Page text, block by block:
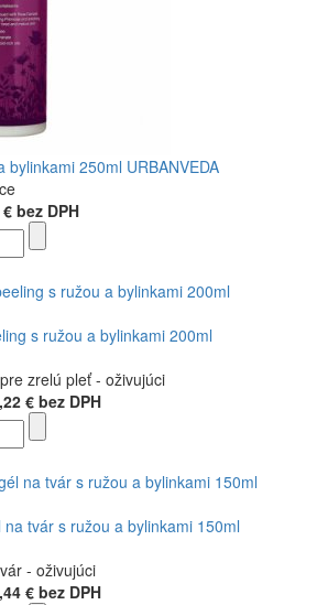
bylinkami 250ml URBANVEDA
bez DPH
s ružou a bylinkami 200ml
zrelú pleť - oživujúci
€ bez DPH
na tvár s ružou a bylinkami 150ml
- oživujúci
€ bez DPH